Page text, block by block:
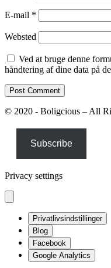
E-mail *
Websted
Ved at bruge denne
håndtering af dine data på
© 2020 - Boligcious – All
Subscribe
Privacy settings
Privatlivsindstillinger
Blog
Facebook
Google Analytics